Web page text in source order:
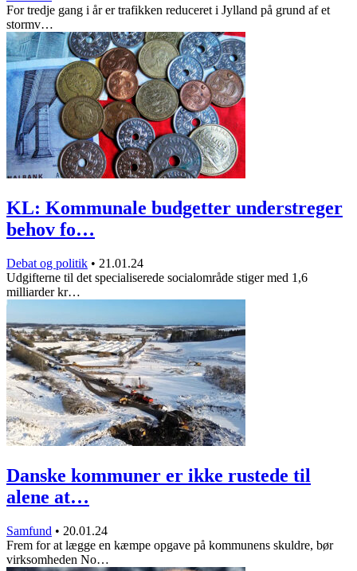
For tredje gang i år er trafikken reduceret i Jylland på grund af et
stormv…
KL: Kommunale budgetter understreger
behov fo…
Debat og politik • 21.01.24
Udgifterne til det specialiserede socialområde stiger med 1,6
milliarder kr…
Danske kommuner er ikke rustede til
alene at…
Samfund • 20.01.24
Frem for at lægge en kæmpe opgave på kommunens skuldre, bør
virksomheden No…